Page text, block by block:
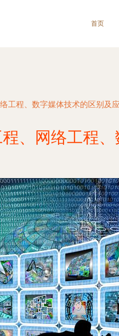
首页
工程、数字媒体技术的区别及
、网络工程